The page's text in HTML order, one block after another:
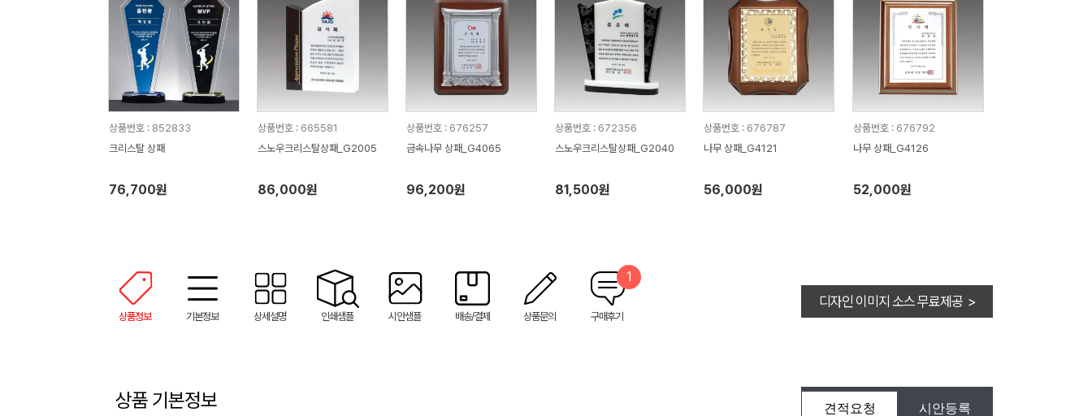
상품번호 : 852833
크리스탈 상패
76,700원
상품번호 : 665581
스노우크리스탈상패_G2005
86,000원
상품번호 : 676257
금속나무 상패_G4065
96,200원
상품번호 : 672356
스노우크리스탈상패_G2040
81,500원
상품번호 : 676787
나무 상패_G4121
56,000원
상품번호 : 676792
나무 상패_G4126
52,000원
상품정보 기본정보 상세설명 인쇄샘플 시안샘플 배송/결제 상품문의 구매후기
1
디자인 이미지 소스 무료제공 >
견적요청 시안등록
상품 기본정보